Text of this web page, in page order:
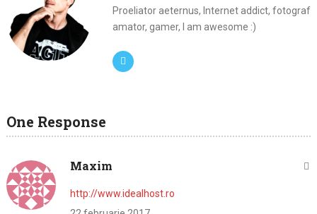
Proeliator aeternus, Internet addict, fotograf
amator, gamer, I am awesome :)
One Response
Maxim
http://www.idealhost.ro